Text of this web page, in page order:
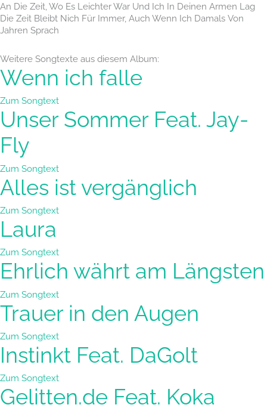
An Die Zeit, Wo Es Leichter War Und Ich In Deinen Armen Lag
Die Zeit Bleibt Nich Für Immer, Auch Wenn Ich Damals Von
Jahren Sprach
Weitere Songtexte aus diesem Album:
Wenn ich falle
Zum Songtext
Unser Sommer Feat. Jay-
Fly
Zum Songtext
Alles ist vergänglich
Zum Songtext
Laura
Zum Songtext
Ehrlich währt am Längsten
Zum Songtext
Trauer in den Augen
Zum Songtext
Instinkt Feat. DaGolt
Zum Songtext
Gelitten.de Feat. Koka